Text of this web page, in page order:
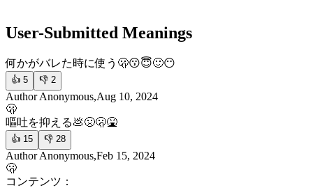
User-Submitted Meanings
何かがバレた時に使う 🫢😗😇🙂😶
👍 5 👎 2
Author Anonymous,Aug 10, 2024
🫢
嘔吐を抑える💩🤢🫢🤮
👍 15 👎 28
Author Anonymous,Feb 15, 2024
🫢
コンテンツ：